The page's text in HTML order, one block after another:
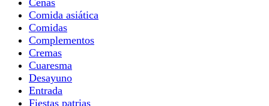
Cenas
Comida asiática
Comidas
Complementos
Cremas
Cuaresma
Desayuno
Entrada
Fiestas patrias